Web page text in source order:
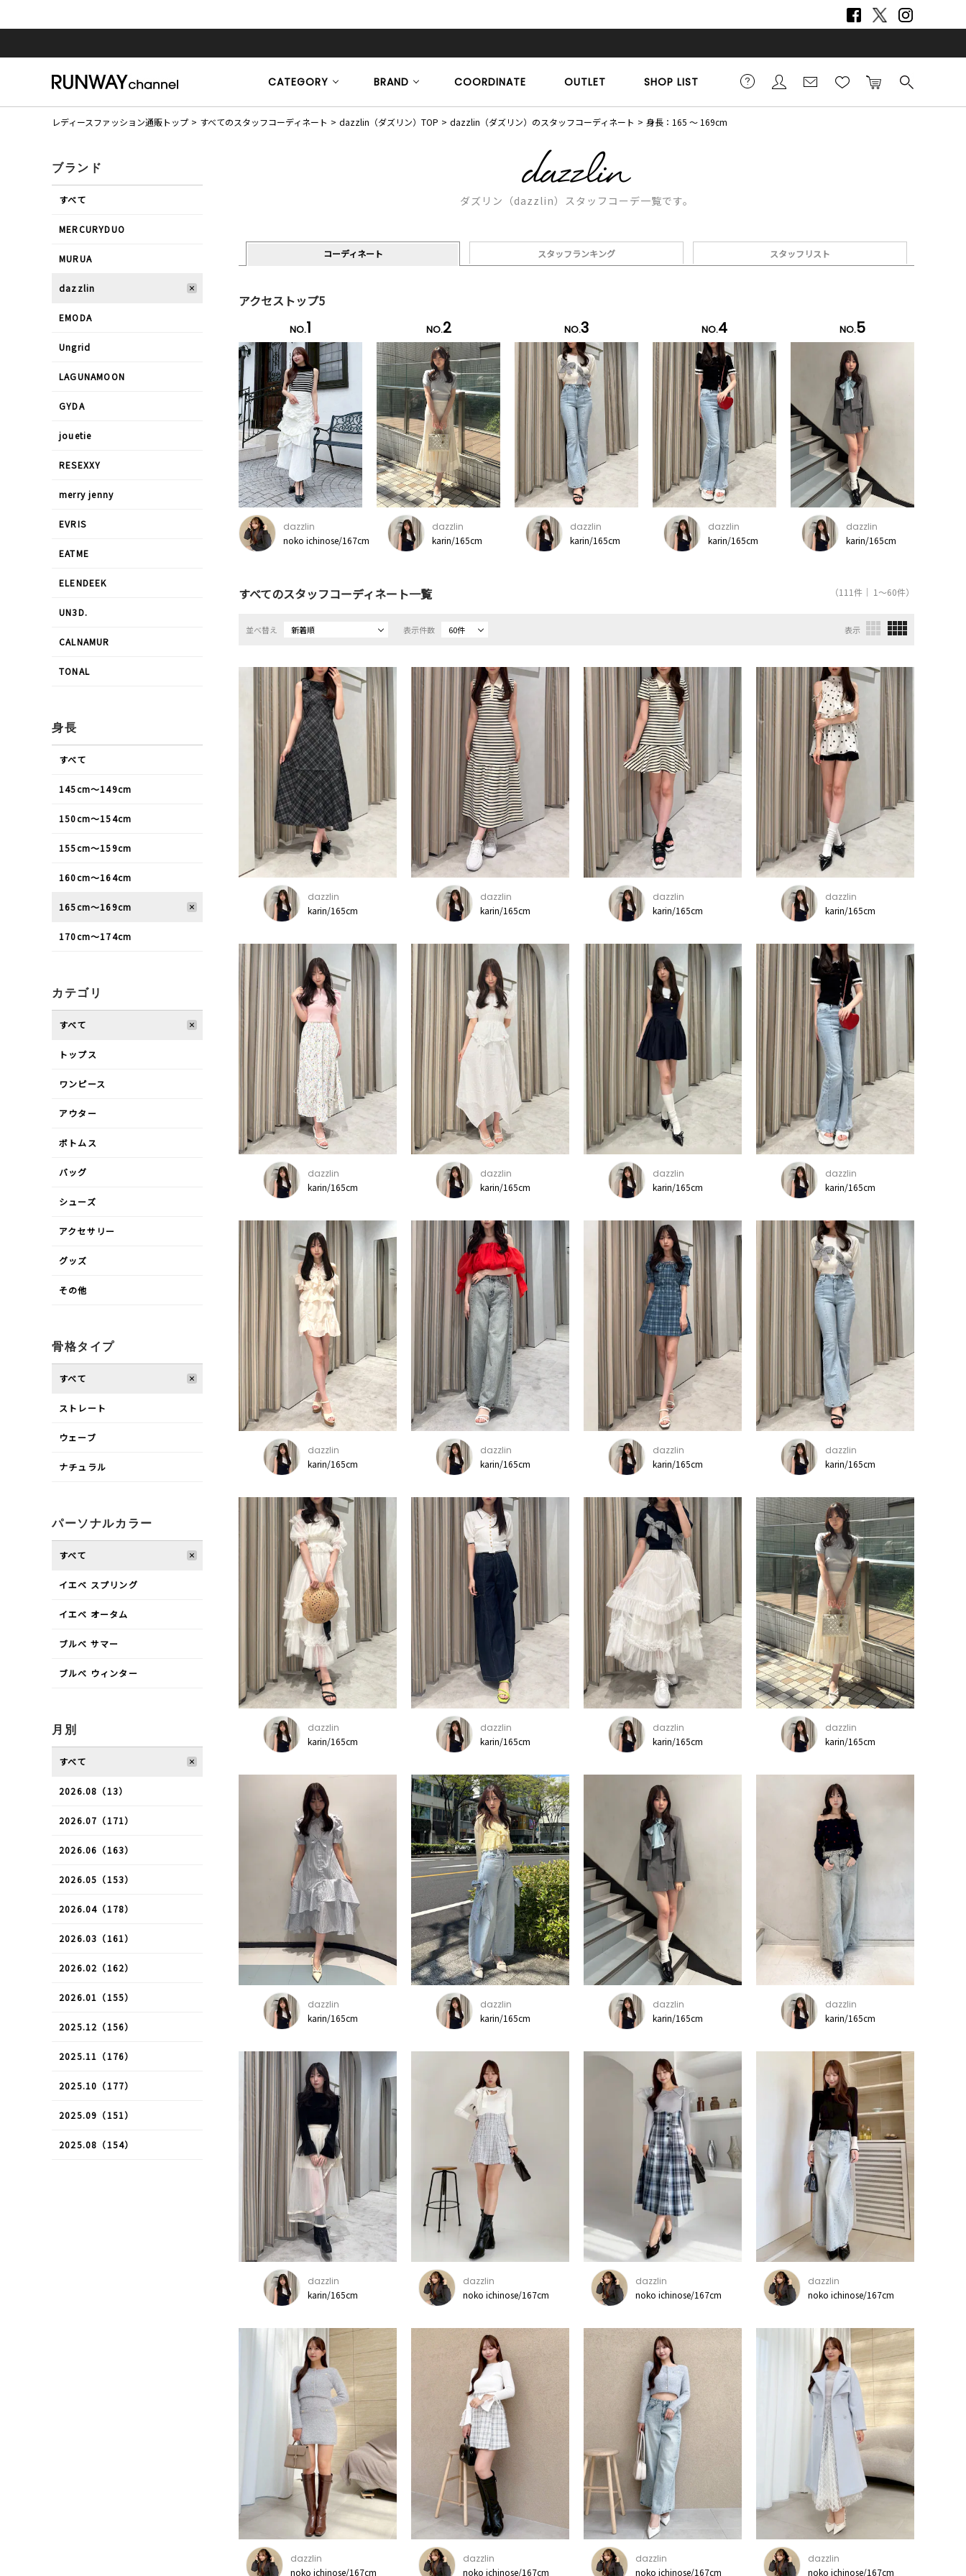
CATEGORY BRAND COORDINATE OUTLET SHOP LIST
レディースファッション通販トップ すべてのスタッフコーディネート dazzlin（ダズリン）TOP dazzlin（ダズリン）のスタッフコーディネート 身長：165 ～ 169cm
ダズリン（dazzlin）スタッフコーデ一覧です。
コーディネート スタッフランキング スタッフリスト
アクセストップ5
NO.1
dazzlin
noko ichinose/167cm
NO.2
dazzlin
karin/165cm
NO.3
dazzlin
karin/165cm
NO.4
dazzlin
karin/165cm
NO.5
dazzlin
karin/165cm
すべてのスタッフコーディネート一覧 （111件｜ 1～60件）
並べ替え 新着順 表示件数 60件 表示
dazzlin
karin/165cm
dazzlin
karin/165cm
dazzlin
karin/165cm
dazzlin
karin/165cm
dazzlin
karin/165cm
dazzlin
karin/165cm
dazzlin
karin/165cm
dazzlin
karin/165cm
dazzlin
karin/165cm
dazzlin
karin/165cm
dazzlin
karin/165cm
dazzlin
karin/165cm
dazzlin
karin/165cm
dazzlin
karin/165cm
dazzlin
karin/165cm
dazzlin
karin/165cm
dazzlin
karin/165cm
dazzlin
karin/165cm
dazzlin
karin/165cm
dazzlin
karin/165cm
dazzlin
karin/165cm
dazzlin
noko ichinose/167cm
dazzlin
noko ichinose/167cm
dazzlin
noko ichinose/167cm
dazzlin
noko ichinose/167cm
dazzlin
noko ichinose/167cm
dazzlin
noko ichinose/167cm
dazzlin
noko ichinose/167cm
ブランド
すべて
MERCURYDUO
MURUA
dazzlin
EMODA
Ungrid
LAGUNAMOON
GYDA
jouetie
RESEXXY
merry jenny
EVRIS
EATME
ELENDEEK
UN3D.
CALNAMUR
TONAL
身長
すべて
145cm〜149cm
150cm〜154cm
155cm〜159cm
160cm〜164cm
165cm〜169cm
170cm〜174cm
カテゴリ
すべて
トップス
ワンピース
アウター
ボトムス
バッグ
シューズ
アクセサリー
グッズ
その他
骨格タイプ
すべて
ストレート
ウェーブ
ナチュラル
パーソナルカラー
すべて
イエベ スプリング
イエベ オータム
ブルべ サマー
ブルべ ウィンター
月別
すべて
2026.08（13）
2026.07（171）
2026.06（163）
2026.05（153）
2026.04（178）
2026.03（161）
2026.02（162）
2026.01（155）
2025.12（156）
2025.11（176）
2025.10（177）
2025.09（151）
2025.08（154）